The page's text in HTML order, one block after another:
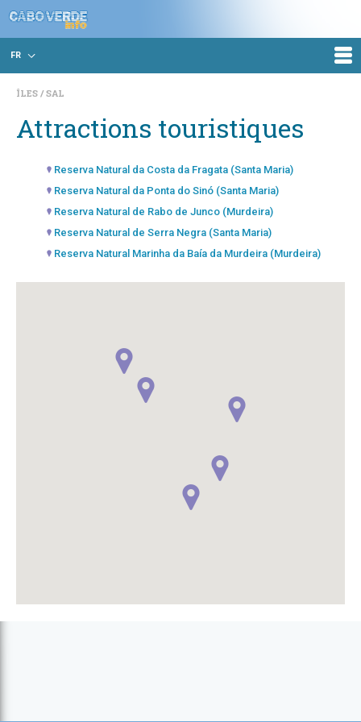
FR
ÎLES SAL
Attractions touristiques
Reserva Natural da Costa da Fragata (Santa Maria)
Reserva Natural da Ponta do Sinó (Santa Maria)
Reserva Natural de Rabo de Junco (Murdeira)
Reserva Natural de Serra Negra (Santa Maria)
Reserva Natural Marinha da Baía da Murdeira (Murdeira)